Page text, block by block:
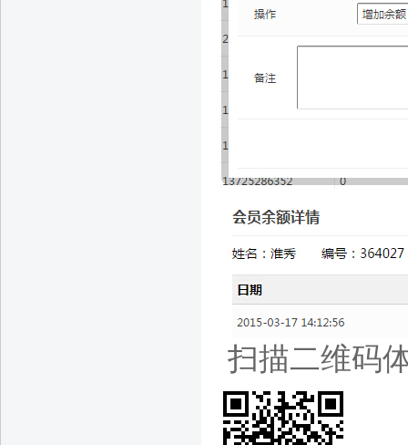
扫描二维码